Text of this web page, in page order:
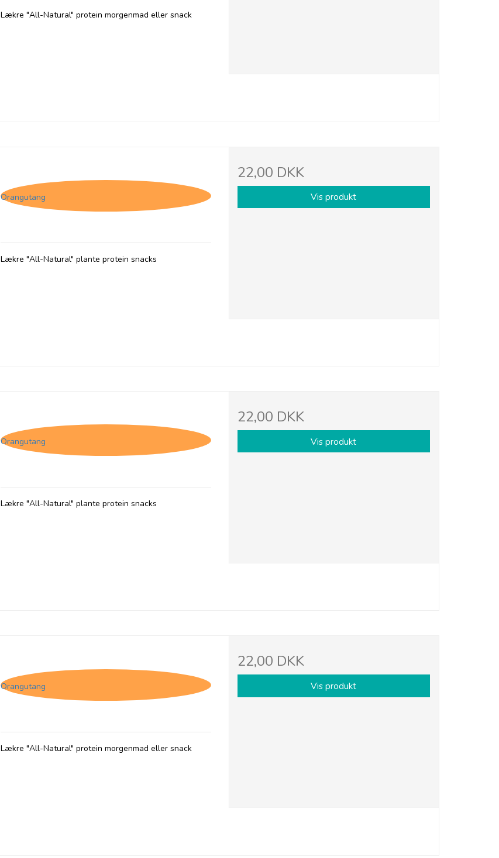
Lækre "All-Natural" protein morgenmad eller snack
Orangutang
Lækre "All-Natural" plante protein snacks
22,00 DKK
Vis produkt
Orangutang
Lækre "All-Natural" plante protein snacks
22,00 DKK
Vis produkt
Orangutang
Lækre "All-Natural" protein morgenmad eller snack
22,00 DKK
Vis produkt